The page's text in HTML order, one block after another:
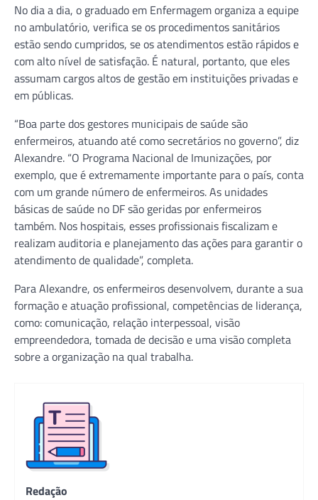
No dia a dia, o graduado em Enfermagem organiza a equipe
no ambulatório, verifica se os procedimentos sanitários
estão sendo cumpridos, se os atendimentos estão rápidos e
com alto nível de satisfação. É natural, portanto, que eles
assumam cargos altos de gestão em instituições privadas e
em públicas.
“Boa parte dos gestores municipais de saúde são
enfermeiros, atuando até como secretários no governo”, diz
Alexandre. “O Programa Nacional de Imunizações, por
exemplo, que é extremamente importante para o país, conta
com um grande número de enfermeiros. As unidades
básicas de saúde no DF são geridas por enfermeiros
também. Nos hospitais, esses profissionais fiscalizam e
realizam auditoria e planejamento das ações para garantir o
atendimento de qualidade”, completa.
Para Alexandre, os enfermeiros desenvolvem, durante a sua
formação e atuação profissional, competências de liderança,
como: comunicação, relação interpessoal, visão
empreendedora, tomada de decisão e uma visão completa
sobre a organização na qual trabalha.
Redação